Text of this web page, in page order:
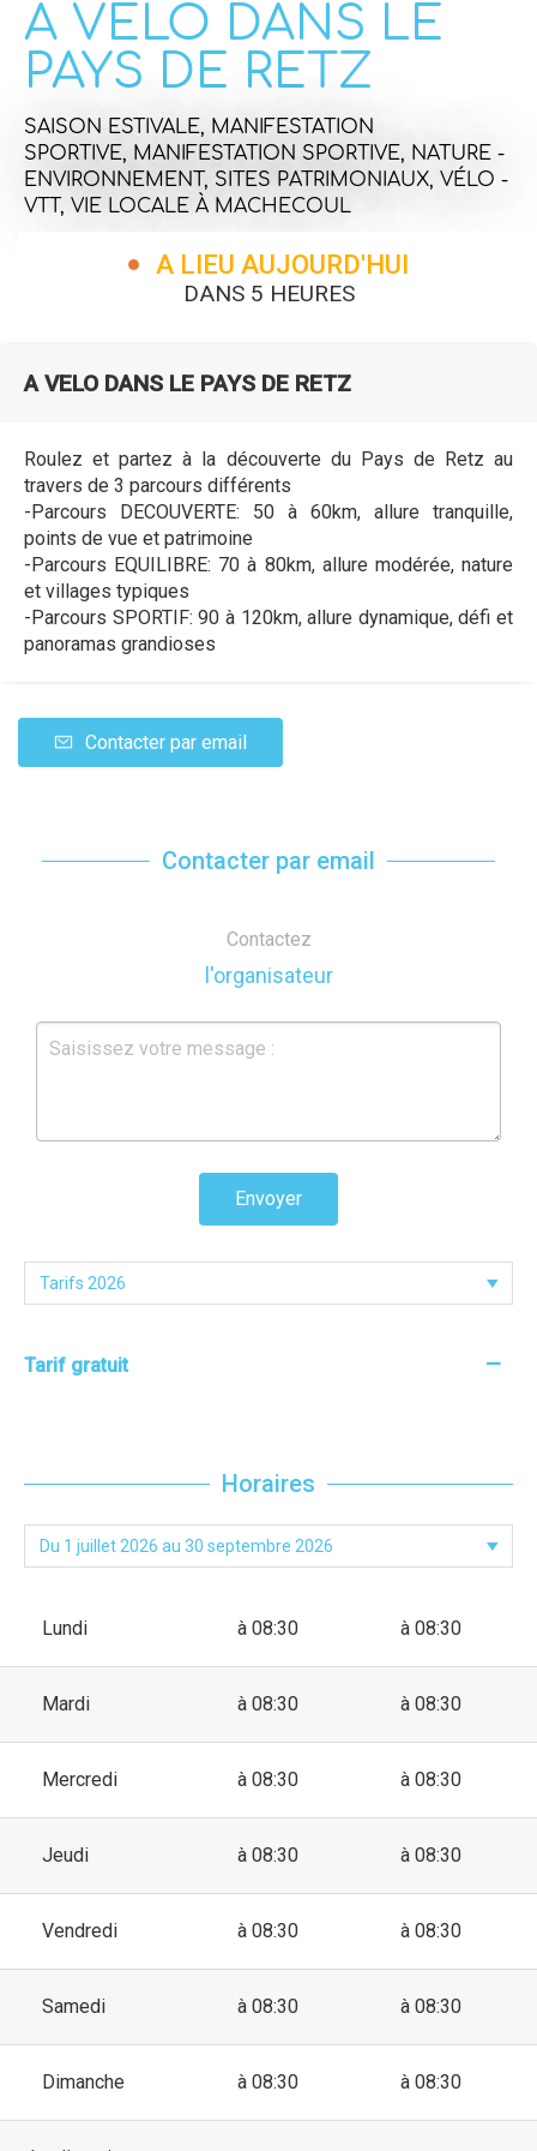
A VELO DANS LE
PAYS DE RETZ
SAISON ESTIVALE, MANIFESTATION
SPORTIVE, MANIFESTATION SPORTIVE, NATURE -
ENVIRONNEMENT, SITES PATRIMONIAUX, VÉLO -
VTT, VIE LOCALE À MACHECOUL
A LIEU AUJOURD'HUI
DANS 5 HEURES
A VELO DANS LE PAYS DE RETZ
Roulez et partez à la découverte du Pays de Retz au
travers de 3 parcours différents
-Parcours DECOUVERTE: 50 à 60km, allure tranquille,
points de vue et patrimoine
-Parcours EQUILIBRE: 70 à 80km, allure modérée, nature
et villages typiques
-Parcours SPORTIF: 90 à 120km, allure dynamique, défi et
panoramas grandioses
Contacter par email
Contacter par email
Contactez
l'organisateur
Envoyer
Tarif gratuit —
Horaires
Lundi à 08:30 à 08:30
Mardi à 08:30 à 08:30
Mercredi à 08:30 à 08:30
Jeudi à 08:30 à 08:30
Vendredi à 08:30 à 08:30
Samedi à 08:30 à 08:30
Dimanche à 08:30 à 08:30